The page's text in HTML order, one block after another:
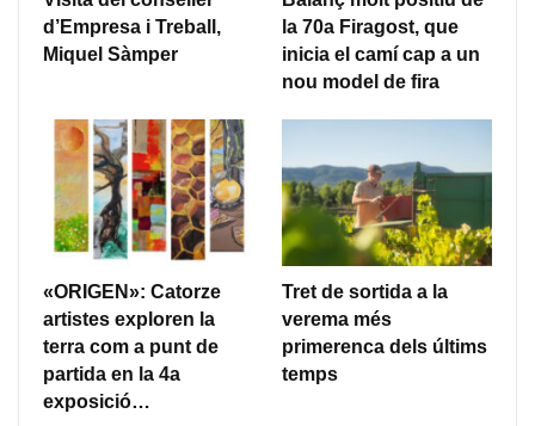
d’Empresa i Treball,
Miquel Sàmper
la 70a Firagost, que
inicia el camí cap a un
nou model de fira
«ORIGEN»: Catorze
artistes exploren la
terra com a punt de
partida en la 4a
exposició…
Tret de sortida a la
verema més
primerenca dels últims
temps